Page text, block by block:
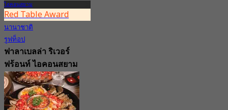
ไอคอนสยาม
Red Table Award
นานาชาติ
รูฟท็อป
ฟาลาเบลล่า ริเวอร์
ฟร้อนท์ ไอคอนสยาม
4.5
22.4K การจอง
จาก฿ 569